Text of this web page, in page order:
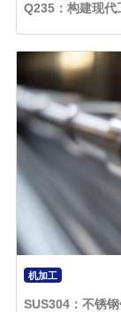
Q235：构建现代
机加工
SUS304：不锈